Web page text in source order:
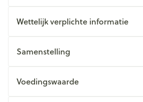
Wettelijk verplichte informatie
Samenstelling
Voedingswaarde